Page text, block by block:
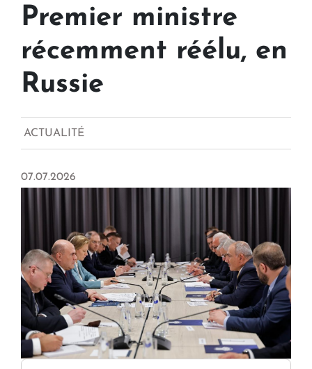
Premier ministre
récemment réélu, en
Russie
ACTUALITÉ
07.07.2026